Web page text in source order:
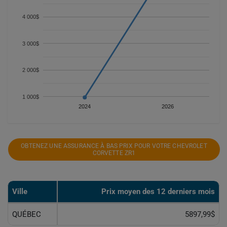
2024 2026
1 000$
2 000$
3 000$
4 000$
OBTENEZ UNE ASSURANCE À BAS PRIX POUR VOTRE CHEVROLET
CORVETTE ZR1
Ville Prix ​​moyen des 12 derniers mois
QUÉBEC 5897,99$